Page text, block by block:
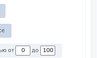
Против команд со стоимостью от до